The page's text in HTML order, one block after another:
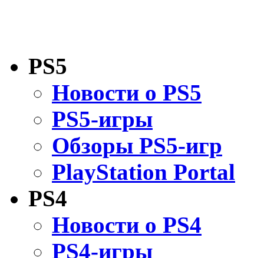
PS5
Новости о PS5
PS5-игры
Обзоры PS5-игр
PlayStation Portal
PS4
Новости о PS4
PS4-игры